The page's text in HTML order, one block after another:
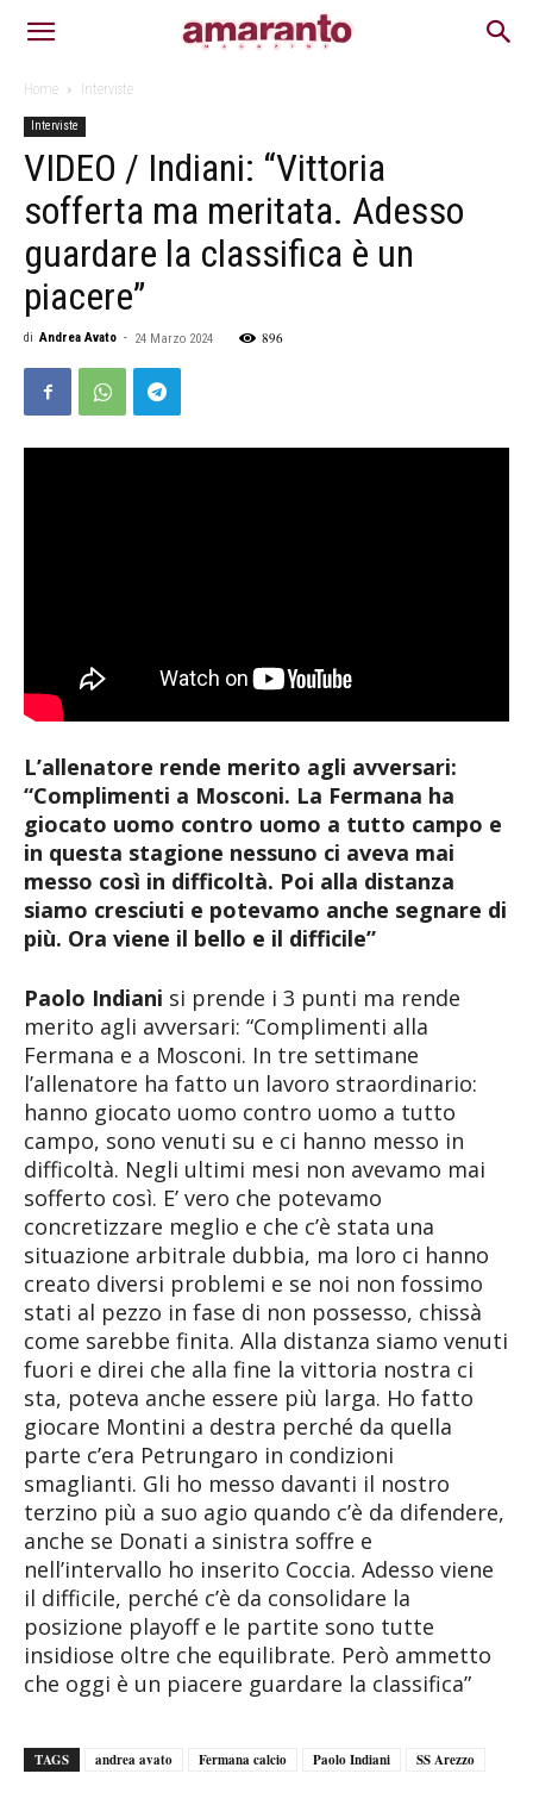
Home Interviste
Interviste
VIDEO / Indiani: “Vittoria
sofferta ma meritata. Adesso
guardare la classifica è un
piacere”
di Andrea Avato - 24 Marzo 2024 896
L’allenatore rende merito agli avversari:
“Complimenti a Mosconi. La Fermana ha
giocato uomo contro uomo a tutto campo e
in questa stagione nessuno ci aveva mai
messo così in difficoltà. Poi alla distanza
siamo cresciuti e potevamo anche segnare di
più. Ora viene il bello e il difficile”
Paolo Indiani si prende i 3 punti ma rende
merito agli avversari: “Complimenti alla
Fermana e a Mosconi. In tre settimane
l’allenatore ha fatto un lavoro straordinario:
hanno giocato uomo contro uomo a tutto
campo, sono venuti su e ci hanno messo in
difficoltà. Negli ultimi mesi non avevamo mai
sofferto così. E’ vero che potevamo
concretizzare meglio e che c’è stata una
situazione arbitrale dubbia, ma loro ci hanno
creato diversi problemi e se noi non fossimo
stati al pezzo in fase di non possesso, chissà
come sarebbe finita. Alla distanza siamo venuti
fuori e direi che alla fine la vittoria nostra ci
sta, poteva anche essere più larga. Ho fatto
giocare Montini a destra perché da quella
parte c’era Petrungaro in condizioni
smaglianti. Gli ho messo davanti il nostro
terzino più a suo agio quando c’è da difendere,
anche se Donati a sinistra soffre e
nell’intervallo ho inserito Coccia. Adesso viene
il difficile, perché c’è da consolidare la
posizione playoff e le partite sono tutte
insidiose oltre che equilibrate. Però ammetto
che oggi è un piacere guardare la classifica”
TAGS andrea avato Fermana calcio Paolo Indiani SS Arezzo